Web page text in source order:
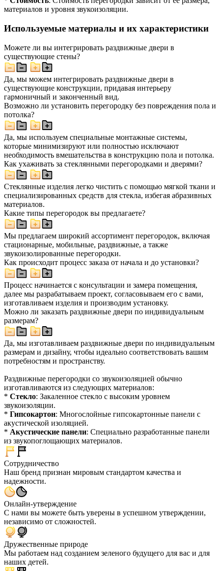
материалов и уровня звукоизоляции.
Используемые материалы и их характеристики
Можете ли вы интегрировать раздвижные двери в
существующие стены?
Да, мы можем интегрировать раздвижные двери в
существующие конструкции, придавая интерьеру
гармоничный и законченный вид.
Возможно ли установить перегородку без повреждения пола и
потолка?
Да, мы используем специальные монтажные системы,
которые минимизируют или полностью исключают
необходимость вмешательства в конструкцию пола и потолка.
Как ухаживать за стеклянными перегородками и дверями?
Стеклянные изделия легко чистить с помощью мягкой ткани и
специализированных средств для стекла, избегая абразивных
материалов.
Какие типы перегородок вы предлагаете?
Мы предлагаем широкий ассортимент перегородок, включая
стационарные, мобильные, раздвижные, а также
звукоизолированные перегородки.
Как происходит процесс заказа от начала и до установки?
Процесс начинается с консультации и замера помещения,
далее мы разрабатываем проект, согласовываем его с вами,
изготавливаем изделия и производим установку.
Можно ли заказать раздвижные двери по индивидуальным
размерам?
Да, мы изготавливаем раздвижные двери по индивидуальным
размерам и дизайну, чтобы идеально соответствовать вашим
потребностям и пространству.
Раздвижные перегородки со звукоизоляцией обычно
изготавливаются из следующих материалов:
* Стекло: Закаленное стекло с высоким уровнем
звукоизоляции.
* Гипсокартон: Многослойные гипсокартонные панели с
акустической изоляцией.
* Акустические панели: Специально разработанные панели
из звукопоглощающих материалов.
Сотрудничество
Наш бренд признан мировым стандартом качества и
надежности.
Онлайн-утверждение
С нами вы можете быть уверены в успешном утверждении,
независимо от сложностей.
Дружественные природе
Мы работаем над созданием зеленого будущего для вас и для
наших детей.